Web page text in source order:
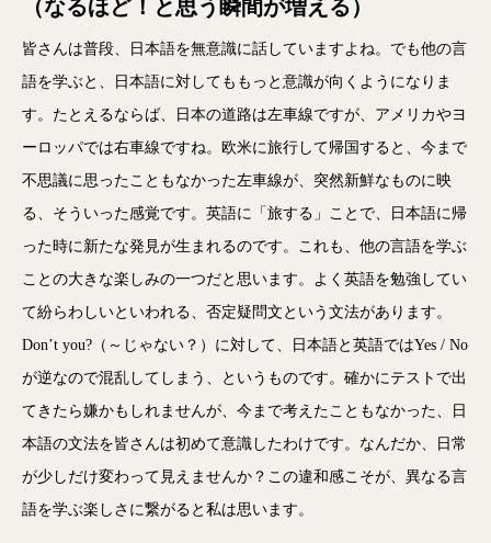
（なるほど！と思う瞬間が増える）
皆さんは普段、日本語を無意識に話していますよね。でも他の言
語を学ぶと、日本語に対してももっと意識が向くようになりま
す。たとえるならば、日本の道路は左車線ですが、アメリカやヨ
ーロッパでは右車線ですね。欧米に旅行して帰国すると、今まで
不思議に思ったこともなかった左車線が、突然新鮮なものに映
る、そういった感覚です。英語に「旅する」ことで、日本語に帰
った時に新たな発見が生まれるのです。これも、他の言語を学ぶ
ことの大きな楽しみの一つだと思います。よく英語を勉強してい
て紛らわしいといわれる、否定疑問文という文法があります。
Don’t you?（～じゃない？）に対して、日本語と英語ではYes / No
が逆なので混乱してしまう、というものです。確かにテストで出
てきたら嫌かもしれませんが、今まで考えたこともなかった、日
本語の文法を皆さんは初めて意識したわけです。なんだか、日常
が少しだけ変わって見えませんか？この違和感こそが、異なる言
語を学ぶ楽しさに繋がると私は思います。